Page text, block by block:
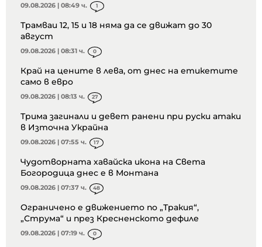
09.08.2026 | 08:49 ч. 1
Трамваи 12, 15 и 18 няма да се движат до 30
август
09.08.2026 | 08:31 ч. 0
Край на цените в лева, от днес на етикетите
само в евро
09.08.2026 | 08:13 ч. 27
Трима загинали и девет ранени при руски атаки
в Източна Украйна
09.08.2026 | 07:55 ч. 17
Чудотворната хавайска икона на Света
Богородица днес е в Монтана
09.08.2026 | 07:37 ч. 48
Ограничено е движението по „Тракия“,
„Струма“ и през Кресненското дефиле
09.08.2026 | 07:19 ч. 0